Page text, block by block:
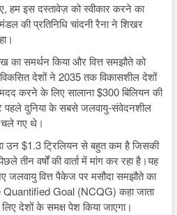
हम इस दस्तावेज़ को स्वीकार करने का
की प्रतिनिधि चांदनी रैना ने शिखर
का समर्थन किया और वित्त समझौते को
देशों ने 2035 तक विकासशील देशों
करने के लिए सालाना $300 बिलियन की
दुनिया के सबसे जलवायु-संवेदनशील
चले गए थे।
उन $1.3 ट्रिलियन से बहुत कम है जिसकी
तीन वर्षों की वार्ता में मांग कर रहा है।यह
वित्त पैकेज पर मसौदा समझौते का
Goal (NCQG) कहा जाता
देशों के समक्ष पेश किया जाएगा।